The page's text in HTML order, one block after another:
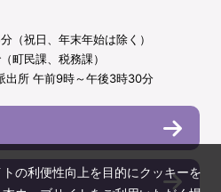
（祝日、年末年始は除く）
町民課、税務課）
出所 午前9時～午後3時30分
の利便性向上を目的にクッキーを